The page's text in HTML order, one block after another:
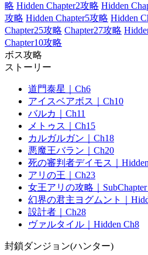
略 Hidden Chapter2攻略 Hidden
攻略 Hidden Chapter5攻略 Hidden
Chapter25攻略 Chapter27攻略
Chapter10攻略
ボス攻略
ストーリー
道門泰星｜Ch6
アイスベアボス｜Ch10
バルカ｜Ch11
メトゥス｜Ch15
カルガルガン｜Ch18
悪魔王バラン｜Ch20
死の審判者デイモス｜
アリの王｜Ch23
女王アリの攻略｜SubChapter
幻界の君主ヨグムント｜
設計者｜Ch28
ヴァルタイル｜Hidden Ch8
封鎖ダンジョン(ハンター)